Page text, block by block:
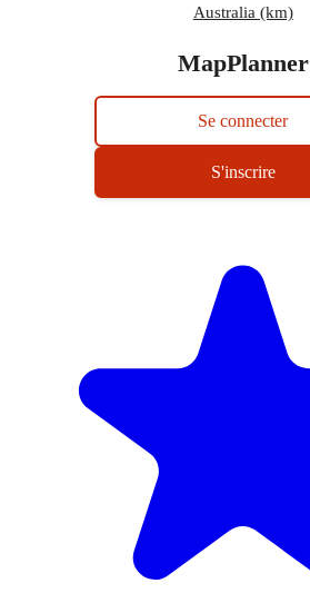
Australia (km)
MapPlanner
Se connecter
S'inscrire